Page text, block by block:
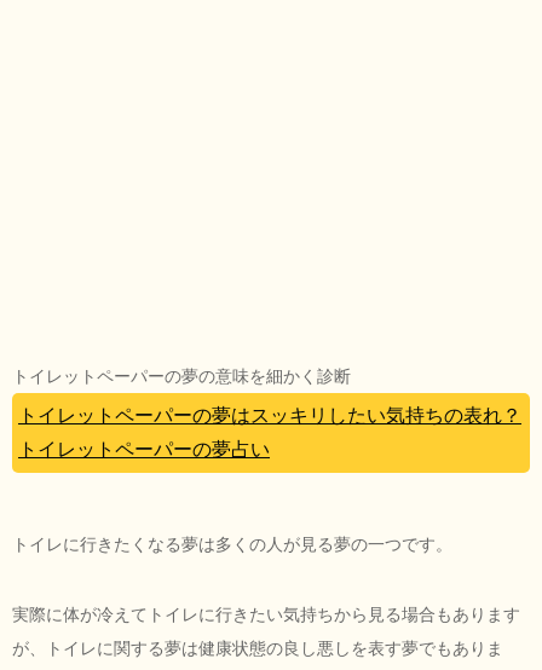
トイレットペーパーの夢の意味を細かく診断
トイレットペーパーの夢はスッキリしたい気持ちの表れ？
トイレットペーパーの夢占い
トイレに行きたくなる夢は多くの人が見る夢の一つです。
実際に体が冷えてトイレに行きたい気持ちから見る場合もあります
が、トイレに関する夢は健康状態の良し悪しを表す夢でもありま